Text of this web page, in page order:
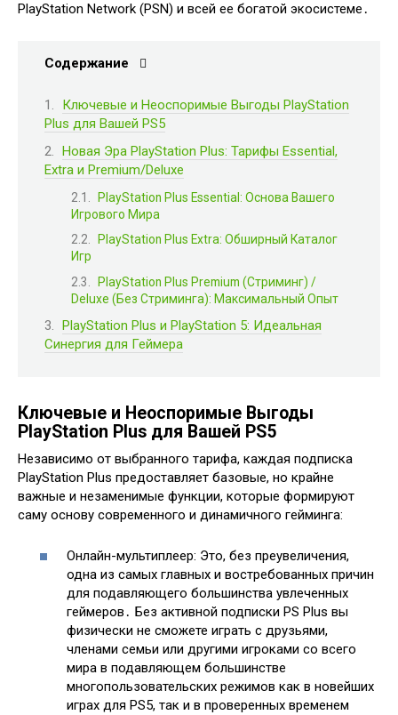
PlayStation Network (PSN) и всей ее богатой экосистеме․
Содержание
Ключевые и Неоспоримые Выгоды PlayStation
Plus для Вашей PS5
Новая Эра PlayStation Plus: Тарифы Essential,
Extra и Premium/Deluxe
PlayStation Plus Essential: Основа Вашего
Игрового Мира
PlayStation Plus Extra: Обширный Каталог
Игр
PlayStation Plus Premium (Стриминг) /
Deluxe (Без Стриминга): Максимальный Опыт
PlayStation Plus и PlayStation 5: Идеальная
Синергия для Геймера
Ключевые и Неоспоримые Выгоды
PlayStation Plus для Вашей PS5
Независимо от выбранного тарифа, каждая подписка
PlayStation Plus предоставляет базовые, но крайне
важные и незаменимые функции, которые формируют
саму основу современного и динамичного гейминга:
Онлайн-мультиплеер: Это, без преувеличения,
одна из самых главных и востребованных причин
для подавляющего большинства увлеченных
геймеров․ Без активной подписки PS Plus вы
физически не сможете играть с друзьями,
членами семьи или другими игроками со всего
мира в подавляющем большинстве
многопользовательских режимов как в новейших
играх для PS5, так и в проверенных временем